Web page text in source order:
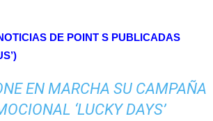
DE POINT S PUBLICADAS
EN MARCHA SU CAMPAÑA
‘LUCKY DAYS’